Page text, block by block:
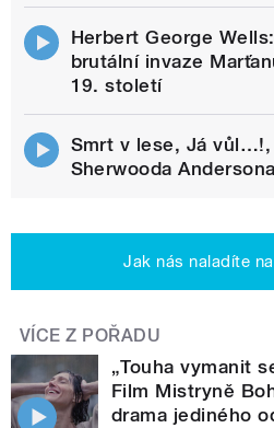
Herbert George
brutální invaze
19. století
Smrt v lese, Já vůl…!,
Sherwooda Andersona
Jak nás naladíte
VÍCE Z POŘADU
„Touha vymanit
Film Mistryně
drama jediného